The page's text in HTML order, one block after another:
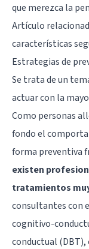
que merezca la
Artículo
características
Estrategias de
Se trata de un
actuar con la
Como personas
fondo el
forma preventiva
existen
tratamientos
consultantes con
cognitivo-
conductual